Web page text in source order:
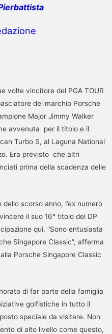
volte vincitore del PGA TOUR
del marchio Porsche
Major Jimmy Walker
avvenuta per il titolo e il
Turbo S, al Laguna National
Era previsto che altri
prima della scadenza delle
scorso anno, l’ex numero
il suo 16° titolo del DP
qui. “Sono entusiasta
Singapore Classic”, afferma
Porsche Singapore Classic
di far parte della famiglia
golfistiche in tutto il
speciale da visitare. Non
di alto livello come questo,